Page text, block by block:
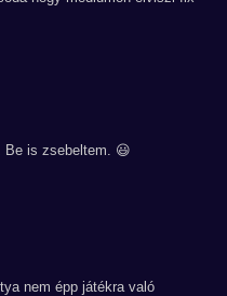
Be is zsebeltem. 😃
nem épp játékra való